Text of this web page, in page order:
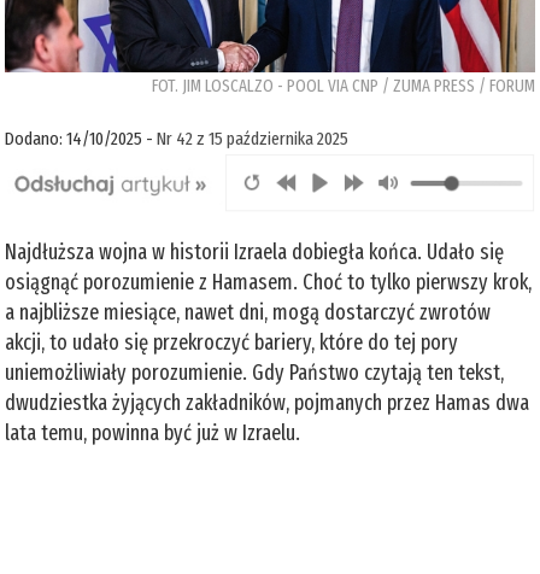
FOT. JIM LOSCALZO - POOL VIA CNP / ZUMA PRESS / FORUM
Dodano: 14/10/2025 -Nr 42 z 15 października 2025
Najdłuższa wojna w historii Izraela dobiegła końca. Udało się
osiągnąć porozumienie z Hamasem. Choć to tylko pierwszy krok,
a najbliższe miesiące, nawet dni, mogą dostarczyć zwrotów
akcji, to udało się przekroczyć bariery, które do tej pory
uniemożliwiały porozumienie. Gdy Państwo czytają ten tekst,
dwudziestka żyjących zakładników, pojmanych przez Hamas dwa
lata temu, powinna być już w Izraelu.